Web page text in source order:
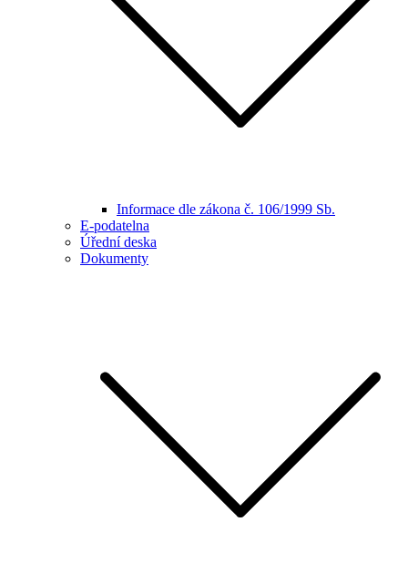
Informace dle zákona č. 106/1999 Sb.
E-podatelna
Úřední deska
Dokumenty